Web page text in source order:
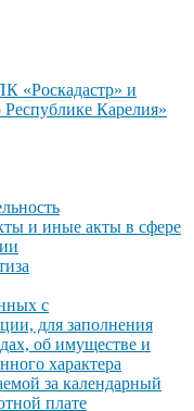
«Роскадастр» и
Карелия»
и иные акты в сфере
с
для заполнения
об имуществе и
характера
за календарный
плате